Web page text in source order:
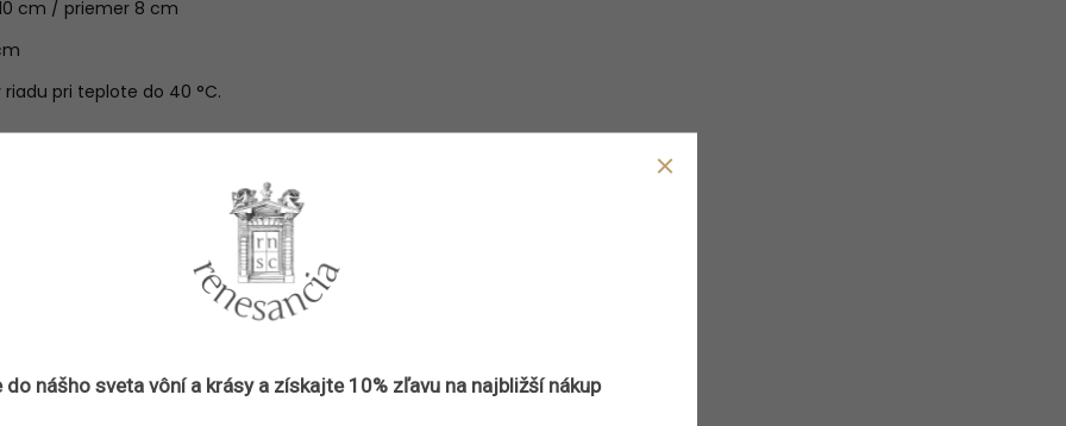
cm / priemer 8 cm
pri teplote do 40 °C.
Sklenené hrnčeky a šálky
do nášho sveta vôní a krásy a získajte 10% zľavu na najbližší nákup